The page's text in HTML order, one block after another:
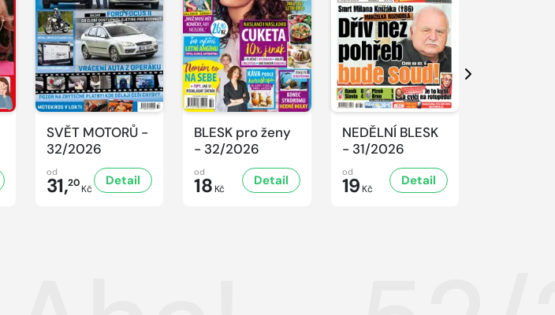
SVĚT MOTORŮ -
32/2026
od
31,20Kč
Detail
BLESK pro ženy
- 32/2026
od
18 Kč
Detail
NEDĚLNÍ BLESK
- 31/2026
od
19 Kč
Detail
Další